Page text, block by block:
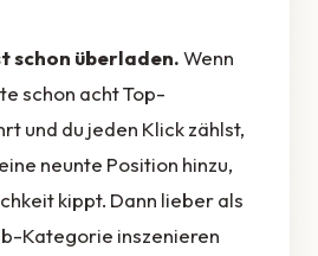
schon überladen.Wenn
schon acht Top-
und du jeden Klick zählst,
neunte Position hinzu,
kippt. Dann lieber als
Kategorie inszenieren